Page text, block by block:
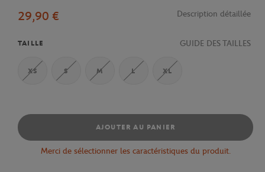
29,90 €
Description détaillée
TAILLE GUIDE DES TAILLES
XS S M L XL
AJOUTER AU PANIER
Merci de sélectionner les caractéristiques du produit.